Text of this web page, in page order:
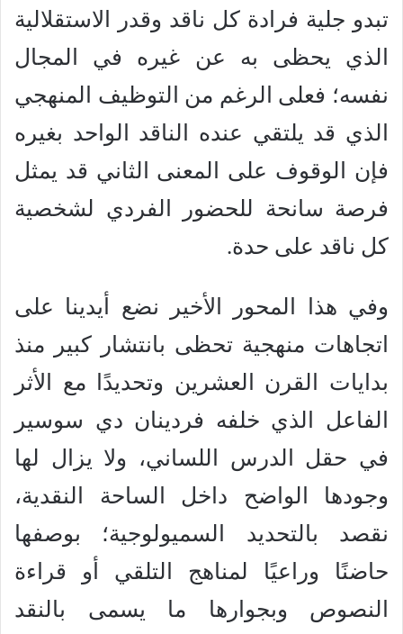
تبدو جلية فرادة كل ناقد وقدر الاستقلالية
الذي يحظى به عن غيره في المجال
نفسه؛ فعلى الرغم من التوظيف المنهجي
الذي قد يلتقي عنده الناقد الواحد بغيره
فإن الوقوف على المعنى الثاني قد يمثل
فرصة سانحة للحضور الفردي لشخصية
كل ناقد على حدة.
وفي هذا المحور الأخير نضع أيدينا على
اتجاهات منهجية تحظى بانتشار كبير منذ
بدايات القرن العشرين وتحديدًا مع الأثر
الفاعل الذي خلفه فردينان دي سوسير
في حقل الدرس اللساني، ولا يزال لها
وجودها الواضح داخل الساحة النقدية،
نقصد بالتحديد السميولوجية؛ بوصفها
حاضنًا وراعيًا لمناهج التلقي أو قراءة
النصوص وبجوارها ما يسمى بالنقد